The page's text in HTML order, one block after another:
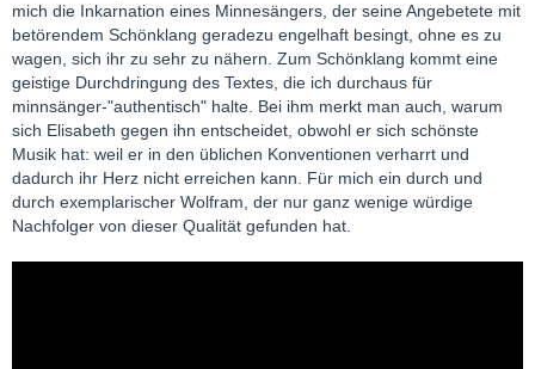
mich die Inkarnation eines Minnesängers, der seine Angebetete mit
betörendem Schönklang geradezu engelhaft besingt, ohne es zu
wagen, sich ihr zu sehr zu nähern. Zum Schönklang kommt eine
geistige Durchdringung des Textes, die ich durchaus für
minnsänger-"authentisch" halte. Bei ihm merkt man auch, warum
sich Elisabeth gegen ihn entscheidet, obwohl er sich schönste
Musik hat: weil er in den üblichen Konventionen verharrt und
dadurch ihr Herz nicht erreichen kann. Für mich ein durch und
durch exemplarischer Wolfram, der nur ganz wenige würdige
Nachfolger von dieser Qualität gefunden hat.